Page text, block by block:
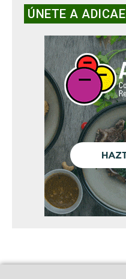
ÚNETE A ADICAE